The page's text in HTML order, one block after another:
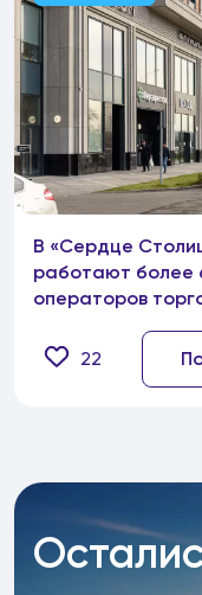
В «Сердце
работают более
операторов
22